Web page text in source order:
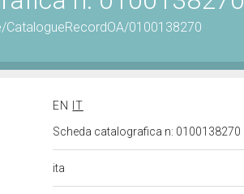
0100138270
EN
IT
Scheda catalografica n: 0100138270
ita